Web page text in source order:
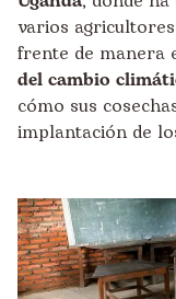
varios
frente de manera
del cambio
cómo sus
implantación de